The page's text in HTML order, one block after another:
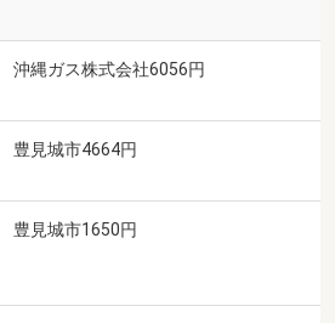
沖縄ガス株式会社6056円
豊見城市4664円
豊見城市1650円